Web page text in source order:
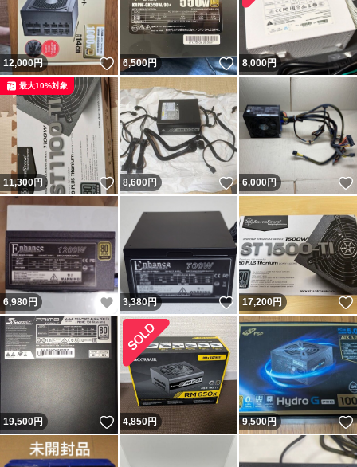
12,000円 いいね！
6,500円 いいね！
8,000円
11,300円 いいね！
最大10%対象
8,600 円 いいね！
6,000円
6,980円 いいね！
3,380円 いいね！
17,200円
19,500円 いいね！
4,850円 9,500円